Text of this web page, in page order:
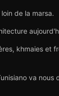
de la marsa.
khmaies et
va nous